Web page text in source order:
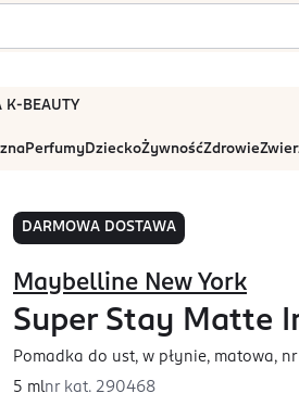
K-BEAUTY
PerfumyDzieckoŻywnośćZdrowie
DARMOWA DOSTAWA
Maybelline New York
Super Stay Matte
Pomadka do ust, w płynie, matowa,
5 mlnr kat. 290468